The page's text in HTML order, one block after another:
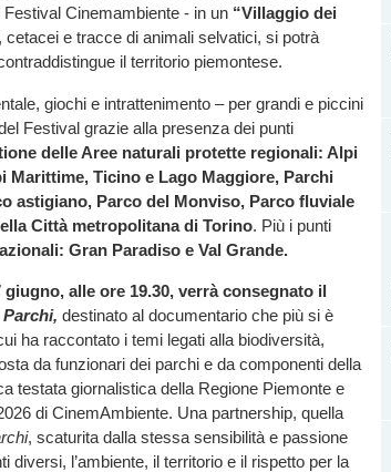
Cinemambiente - in un “Villaggio dei
cetacei e tracce di animali selvatici, si potrà
il territorio piemontese.
giochi e intrattenimento – per grandi e piccini
Festival grazie alla presenza dei punti
delle Aree naturali protette regionali: Alpi
Marittime, Ticino e Lago Maggiore, Parchi
astigiano, Parco del Monviso, Parco fluviale
Città metropolitana di Torino. Più i punti
Gran Paradiso e Val Grande.
giugno, alle ore 19.30, verrà consegnato il
destinato al documentario che più si è
ha raccontato i temi legati alla biodiversità,
da funzionari dei parchi e da componenti della
testata giornalistica della Regione Piemonte e
di CinemAmbiente. Una partnership, quella
, scaturita dalla stessa sensibilità e passione
diversi, l’ambiente, il territorio e il rispetto per la